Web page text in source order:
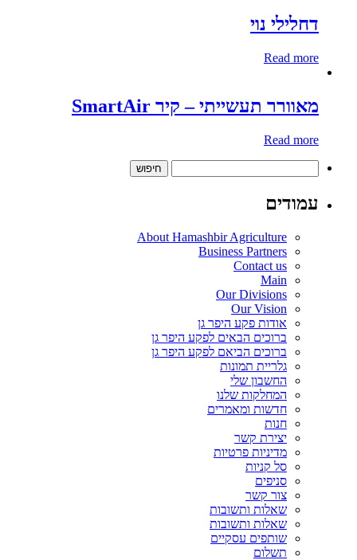
דחלילי נוי
Read more
מאוורר תעשייתי – קיר SmartAir
Read more
עמודים
About Hamashbir Agriculture
Business Partners
Contact us
Main
Our Divisions
Our Vision
אודות פקע היפר גן
ברוכים הבאים לפקע היפר גן
ברוכים הביאם לפקע היפר גן
גלריית תמונות
החשבון שלי
המחלקות שלנו
חדשות ומאמרים
חנות
יצירת קשר
מדיניות פרטיות
סל קניות
סניפים
צור קשר
שאלות ותשובות
שאלות ותשובות
שותפים עסקיים
תשלום